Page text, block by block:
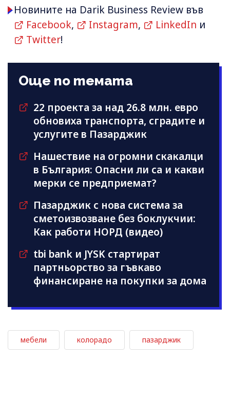
Новините на Darik Business Review във
Facebook, Instagram, LinkedIn и
Twitter!
Още по темата
22 проекта за над 26.8 млн. евро
обновиха транспорта, сградите и
услугите в Пазарджик
Нашествие на огромни скакалци
в България: Опасни ли са и какви
мерки се предприемат?
Пазарджик с нова система за
сметоизвозване без боклукчии:
Как работи НОРД (видео)
tbi bank и JYSK стартират
партньорство за гъвкаво
финансиране на покупки за дома
мебели колорадо пазарджик